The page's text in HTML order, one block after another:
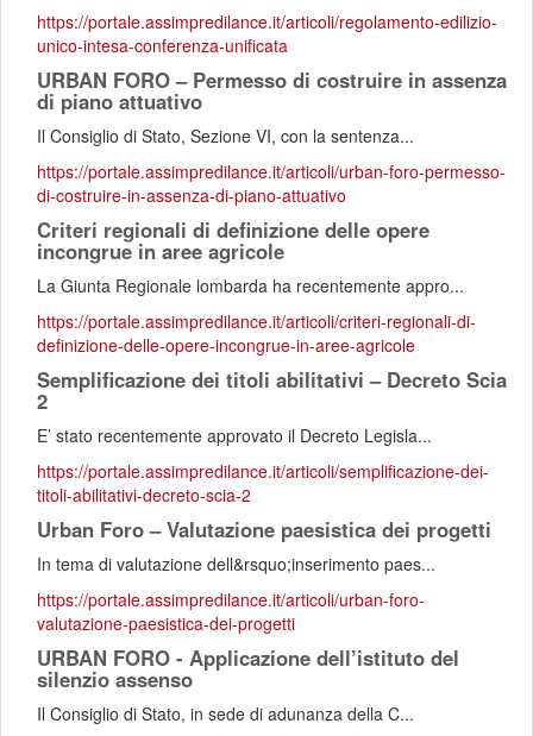
https://portale.assimpredilance.it/articoli/regolamento-edilizio-
unico-intesa-conferenza-unificata
URBAN FORO – Permesso di costruire in assenza
di piano attuativo
Il Consiglio di Stato, Sezione VI, con la sentenza...
https://portale.assimpredilance.it/articoli/urban-foro-permesso-
di-costruire-in-assenza-di-piano-attuativo
Criteri regionali di definizione delle opere
incongrue in aree agricole
La Giunta Regionale lombarda ha recentemente appro...
https://portale.assimpredilance.it/articoli/criteri-regionali-di-
definizione-delle-opere-incongrue-in-aree-agricole
Semplificazione dei titoli abilitativi – Decreto Scia
2
E’ stato recentemente approvato il Decreto Legisla...
https://portale.assimpredilance.it/articoli/semplificazione-dei-
titoli-abilitativi-decreto-scia-2
Urban Foro – Valutazione paesistica dei progetti
In tema di valutazione dell&rsquo;inserimento paes...
https://portale.assimpredilance.it/articoli/urban-foro-
valutazione-paesistica-dei-progetti
URBAN FORO - Applicazione dell’istituto del
silenzio assenso
Il Consiglio di Stato, in sede di adunanza della C...